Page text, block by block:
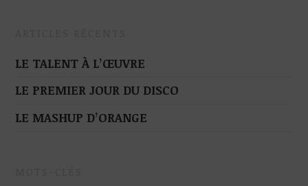
LE TALENT À L’ŒUVRE
LE PREMIER JOUR DU DISCO
LE MASHUP D’ORANGE